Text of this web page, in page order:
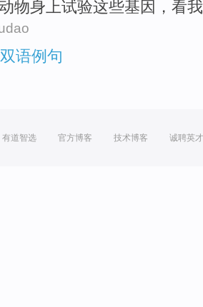
物身上试验这些基因， 看
语例句
有道智选 官方博客 技术博客 诚聘英才